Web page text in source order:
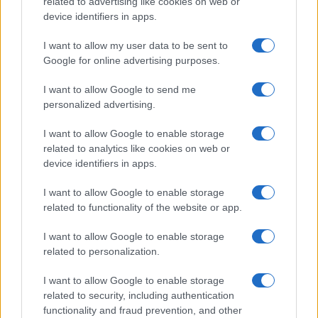
device identifiers in apps.
I want to allow my user data to be sent to
Google for online advertising purposes.
I want to allow Google to send me
personalized advertising.
I want to allow Google to enable storage
related to analytics like cookies on web or
device identifiers in apps.
I want to allow Google to enable storage
related to functionality of the website or app.
I want to allow Google to enable storage
related to personalization.
I want to allow Google to enable storage
related to security, including authentication
functionality and fraud prevention, and other
anche: questo che fa il commodoro, Di Maio finito
Draghi, l’altro “Di”, Battista, che sbarca il lunario
col populismo filoputiniano e filopalestinese e
“iscriveveti al mio canale Substack”. Non avranno
inventato niente, non hanno aggiunto niente a un
livello politico abissale, mahanno spostato
l’asticella della svergogna, della tracotanza.
Oggi, dopo le faide col fondatore, al solito
esaltato e poi rinnegato dall’house organ che è la
vera centrale del potere a 5 stelle, tocca aConte
che è un altro tipo impareggiabile, lui infliggeva la
fondo perduto, 120, 150 miliardi di buco statale,
“per combattere la miseria” e poi andava a Cortina